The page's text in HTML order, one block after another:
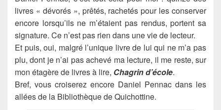
livres « dévorés », prêtés, rachetés pour les conserver
encore lorsqu’ils ne m’étaient pas rendus, portent sa
signature. Ce n’est pas rien dans une vie de lecteur.
Et puis, oui, malgré l’unique livre de lui qui ne m’a pas
plu, dont je n’ai pas achevé ma lecture, il me reste, sur
mon étagère de livres à lire, Chagrin d’école.
Bref, vous croiserez encore Daniel Pennac dans les
allées de la Bibliothèque de Quichottine.